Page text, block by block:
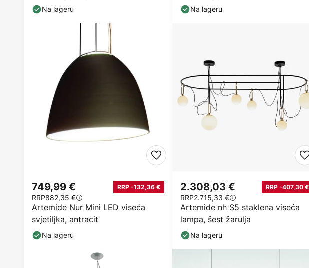
Na lageru Na lageru
Artemide Nur Mini LED viseća
svjetiljka, antracit
749,99 € RRP -132,36 €
RRP882,35 €
Na lageru
Artemide nh S5 staklena viseća
lampa, šest žarulja
2.308,03 € RRP -407,30 €
RRP2.715,33 €
Na lageru